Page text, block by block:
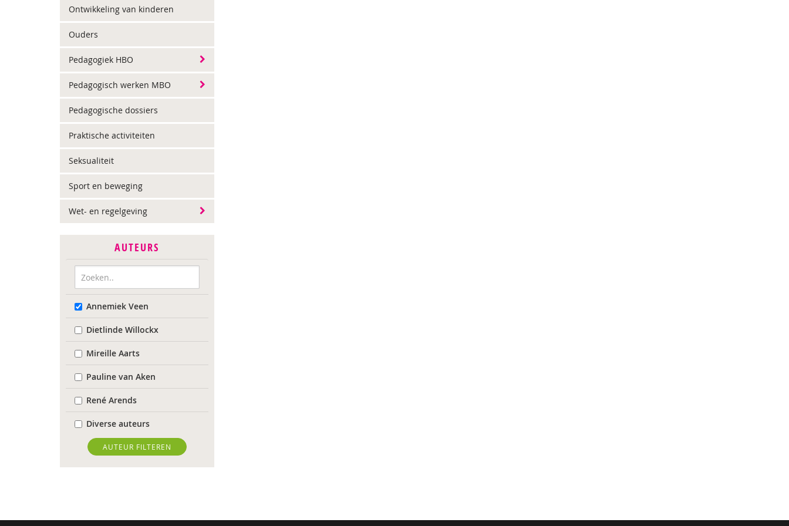
Ontwikkeling van kinderen
Ouders
Pedagogiek HBO
Pedagogisch werken MBO
Pedagogische dossiers
Praktische activiteiten
Seksualiteit
Sport en beweging
Wet- en regelgeving
AUTEURS
Annemiek Veen
Dietlinde Willockx
Mireille Aarts
Pauline van Aken
René Arends
Diverse auteurs
Roli Ayutsede
Rosalie Baan
Pieter Paul Bakker
AUTEUR FILTEREN